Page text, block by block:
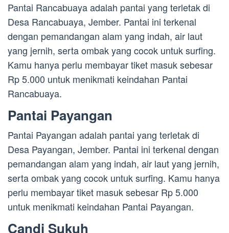
Pantai Rancabuaya adalah pantai yang terletak di
Desa Rancabuaya, Jember. Pantai ini terkenal
dengan pemandangan alam yang indah, air laut
yang jernih, serta ombak yang cocok untuk surfing.
Kamu hanya perlu membayar tiket masuk sebesar
Rp 5.000 untuk menikmati keindahan Pantai
Rancabuaya.
Pantai Payangan
Pantai Payangan adalah pantai yang terletak di
Desa Payangan, Jember. Pantai ini terkenal dengan
pemandangan alam yang indah, air laut yang jernih,
serta ombak yang cocok untuk surfing. Kamu hanya
perlu membayar tiket masuk sebesar Rp 5.000
untuk menikmati keindahan Pantai Payangan.
Candi Sukuh